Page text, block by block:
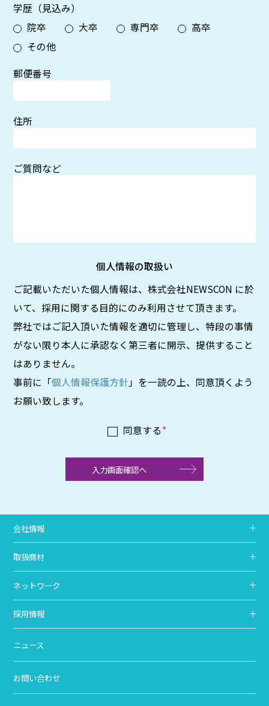
学歴（見込み）
院卒
大卒 専門卒
高卒
その他
郵便番号
住所
ご質問など
個人情報の取扱い
ご記載いただいた個人情報は、株式会社NEWSCON に於
いて、採用に関する目的にのみ利用させて頂きます。
弊社ではご記入頂いた情報を適切に管理し、特段の事情
がない限り本人に承認なく第三者に開示、提供すること
はありません。
事前に「個人情報保護方針」を一読の上、同意頂くよう
お願い致します。
同意する
会社情報
取扱商材
ネットワーク
採用情報
ニュース
お問い合わせ